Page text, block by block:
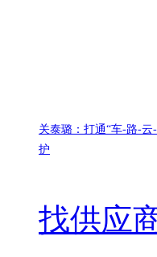
关泰璐：打通“车-路-云
护
找供应